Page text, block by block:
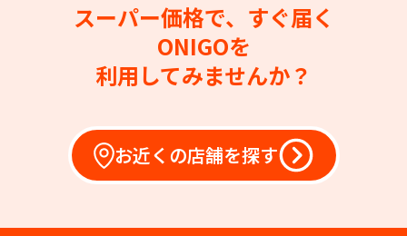
スーパー価格で、すぐ届く
ONIGOを
利用してみませんか？
お近くの店舗を探す